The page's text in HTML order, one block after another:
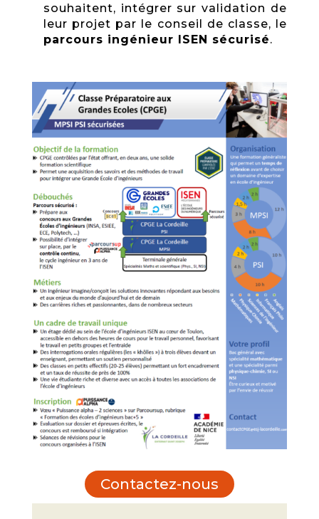
souhaitent, intégrer sur validation de
leur projet par le conseil de classe, le
parcours ingénieur ISEN sécurisé.
Contactez-nous